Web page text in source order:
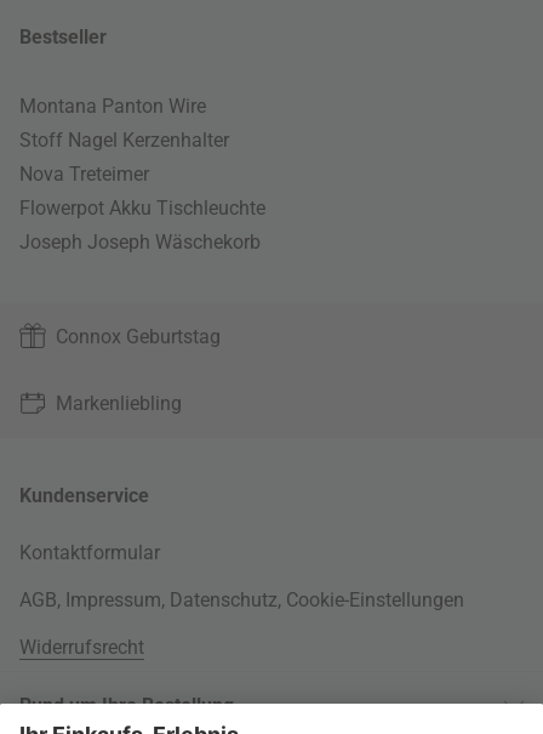
Bestseller
Montana Panton Wire
Stoff Nagel Kerzenhalter
Nova Treteimer
Flowerpot Akku Tischleuchte
Joseph Joseph Wäschekorb
Connox Geburtstag
Markenliebling
Kundenservice
Kontaktformular
AGB, Impressum, Datenschutz, Cookie-Einstellungen
Widerrufsrecht
Rund um Ihre Bestellung